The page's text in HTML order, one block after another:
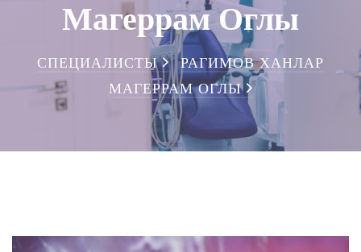
Магеррам Оглы
СПЕЦИАЛИСТЫ
РАГИМОВ ХАНЛАР
МАГЕРРАМ ОГЛЫ